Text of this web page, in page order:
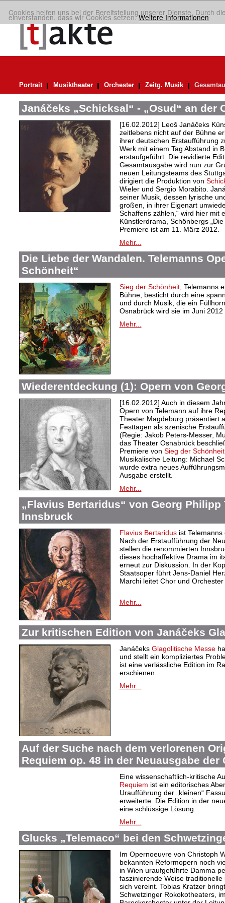
Cookies helfen uns bei der Bereitstellung unserer Dienste. Durch
einverstanden, dass wir Cookies setzen.Weitere Informationen
Portrait Musiktheater Orchester Zeitg. Musik
Janáčeks „Schicksal“ - „Osud“ an der
[16.02.2012] Leoš Janáčeks
zeitlebens nicht auf der Bühne
ihrer deutschen Erstaufführung
Werk mit einem Tag Abstand in
erstaufgeführt. Die revidierte
Gesamtausgabe wird nun zur
neuen Leitungsteams des
dirigiert die Produktion von
Wieler und Sergio Morabito.
seiner Musik, dessen lyrische
großen, in ihrer Eigenart
Schaffens zählen,“ wird hier mit
Künstlerdrama, Schönbergs
Premiere ist am 11. März 2012.
Mehr...
Die Liebe der Wandalen. Telemanns
Schönheit“
Sieg der Schönheit, Telemanns
Bühne, besticht durch eine
und durch Musik, die ein
Osnabrück wird sie im Juni
Mehr...
Wiederentdeckung (1): Opern von
[16.02.2012] Auch in diesem
Opern von Telemann auf ihre
Theater Magdeburg präsentiert
Festtagen als szenische
(Regie: Jakob Peters-Messer,
das Theater Osnabrück
Premiere von Sieg der Schönheit
Musikalische Leitung: Michael
wurde extra neues
Ausgabe erstellt.
Mehr...
„Flavius Bertaridus“ von Georg Philipp
Innsbruck
Flavius Bertaridus ist
Nach der Erstaufführung der
stellen die renommierten
dieses hochaffektive Drama im
erneut zur Diskussion. In der
Staatsoper führt Jens-Daniel
Marchi leitet Chor und
Mehr...
Zur kritischen Edition von Janáčeks
Janáčeks Glagolitische Messe
und stellt ein kompliziertes
ist eine verlässliche Edition im
erschienen.
Mehr...
Auf der Suche nach dem verlorenen
Requiem op. 48 in der Neuausgabe
Eine wissenschaftlich-kritische
Requiem ist ein editorisches
Uraufführung der „kleinen“
erweiterte. Die Edition in der
eine schlüssige Lösung.
Mehr...
Glucks „Telemaco“ bei den
Im Opernoeuvre von Christoph
bekannten Reformopern noch
in Wien uraufgeführte Damma
faszinierende Weise
sich vereint. Tobias Kratzer
Schwetzinger Rokokotheaters,